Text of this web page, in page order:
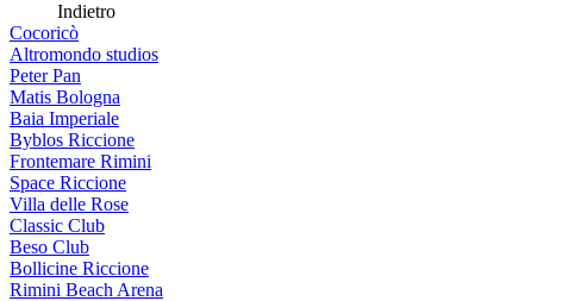
Indietro
Cocoricò
Altromondo studios
Peter Pan
Matis Bologna
Baia Imperiale
Byblos Riccione
Frontemare Rimini
Space Riccione
Villa delle Rose
Classic Club
Beso Club
Bollicine Riccione
Rimini Beach Arena